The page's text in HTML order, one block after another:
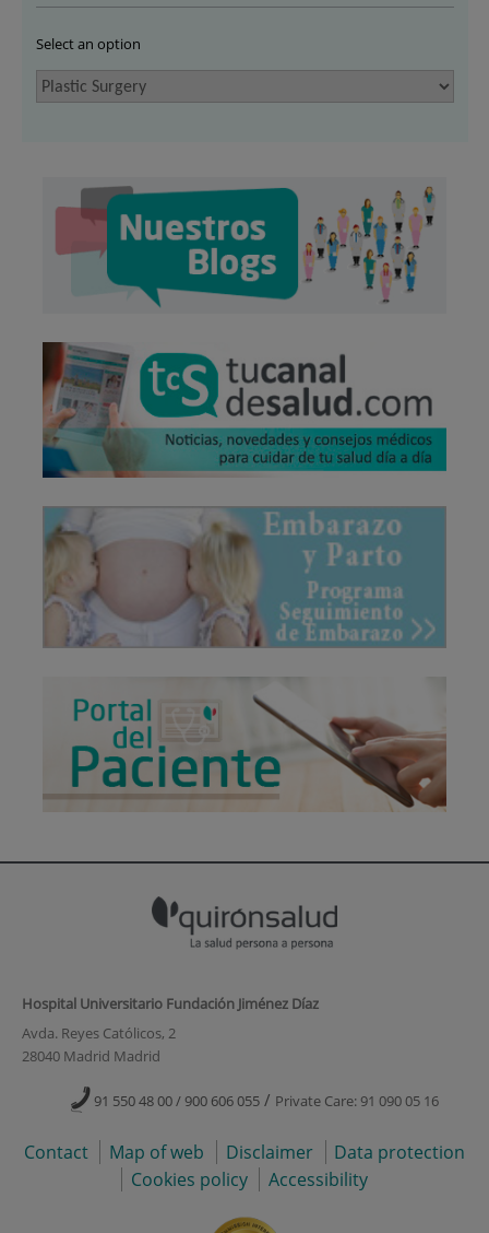
Select an option
Hospital Universitario Fundación Jiménez Díaz
Avda. Reyes Católicos, 2
28040 Madrid Madrid
91 550 48 00 / 900 606 055 / Private Care: 91 090 05 16
Contact Map of web Disclaimer
Data protection
Cookies policy
Accessibility